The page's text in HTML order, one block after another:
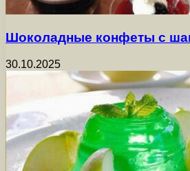
Шоколадные конфеты с
30.10.2025